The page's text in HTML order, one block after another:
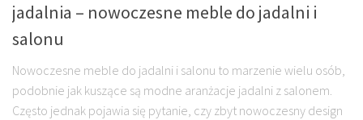
jadalnia – nowoczesne meble do jadalni i
salonu
Nowoczesne meble do jadalni i salonu to marzenie wielu osób,
podobnie jak kuszące są modne aranżacje jadalni z salonem.
Często jednak pojawia się pytanie, czy zbyt nowoczesny design